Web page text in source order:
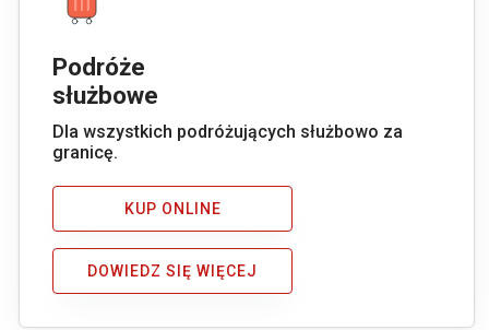
Podróże
służbowe
Dla wszystkich podróżujących służbowo za
granicę.
KUP ONLINE
DOWIEDZ SIĘ WIĘCEJ